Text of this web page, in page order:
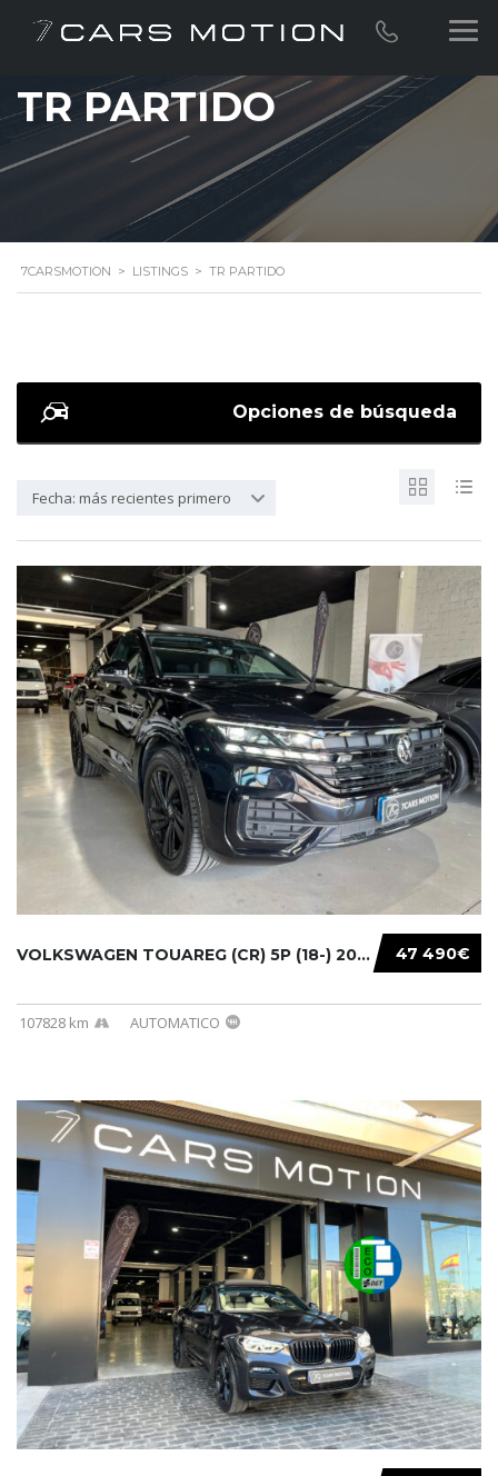
TR PARTIDO
7CARSMOTION > LISTINGS > TR PARTIDO
Opciones de búsqueda
Fecha: más recientes primero
47 490€
VOLKSWAGEN TOUAREG (CR) 5P (18-) 2021...
107828 km AUTOMATICO